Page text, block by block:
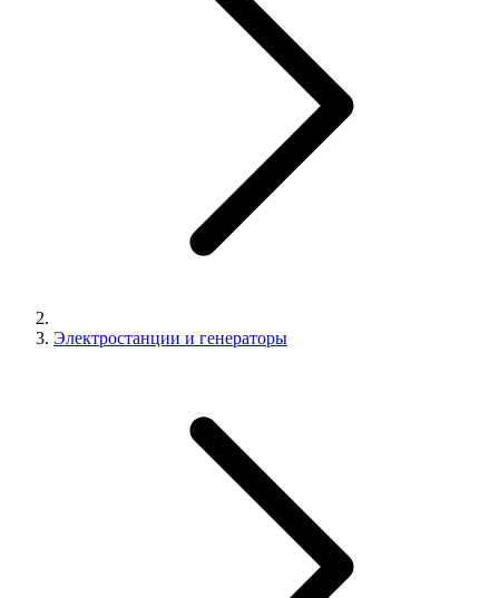
Электростанции и генераторы